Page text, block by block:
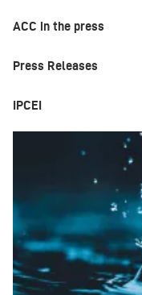
ACC in the press
Press Releases
IPCEI